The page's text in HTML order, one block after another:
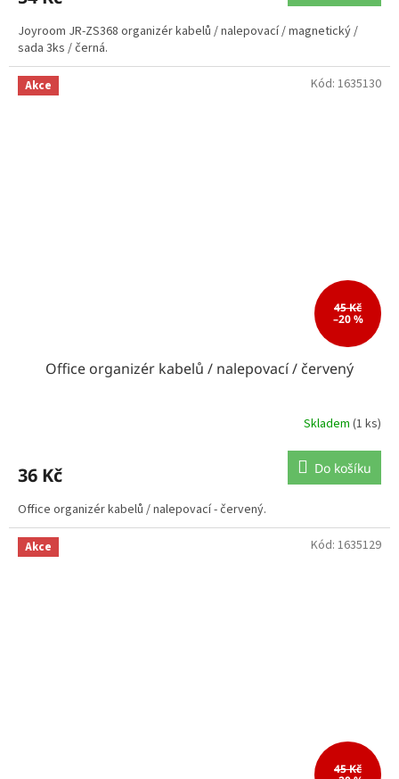
Joyroom JR-ZS368 organizér kabelů / nalepovací / magnetický /
sada 3ks / černá.
Akce
45 Kč
–20 %
Office organizér kabelů / nalepovací / červený
Skladem (1 ks)
36 Kč Do košíku
Office organizér kabelů / nalepovací - červený.
Kód: 1635130
Akce
45 Kč
Kód: 1635129